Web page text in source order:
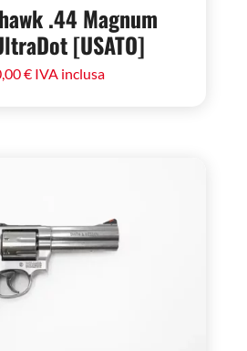
.44 Magnum
[USATO]
€IlIVA inclusa